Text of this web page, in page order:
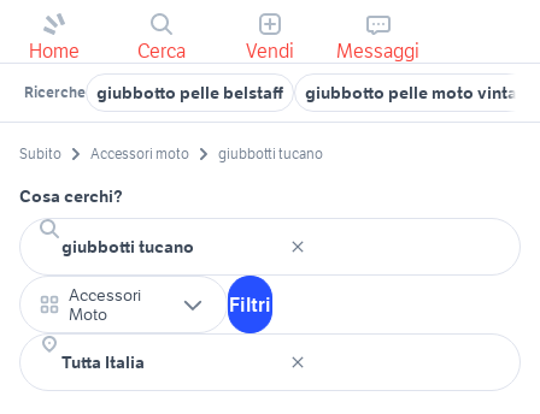
Home Cerca Vendi Messaggi
Ricerche giubbotto pelle belstaff giubbotto pelle moto vintage
Subito Accessori moto giubbotti tucano
Cosa cerchi?
Accessori
Moto
Filtri